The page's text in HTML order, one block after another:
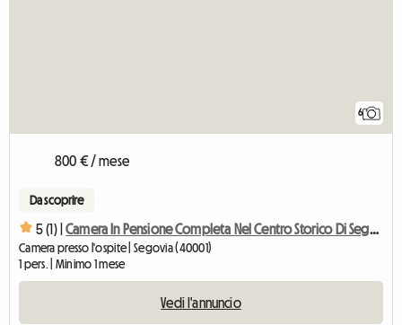
6
800 € / mese
Da scoprire
5 (1) | Camera In Pensione Completa Nel Centro Storico Di Segovia
Camera presso l'ospite | Segovia (40001)
1 pers. | Minimo 1 mese
Vedi l'annuncio